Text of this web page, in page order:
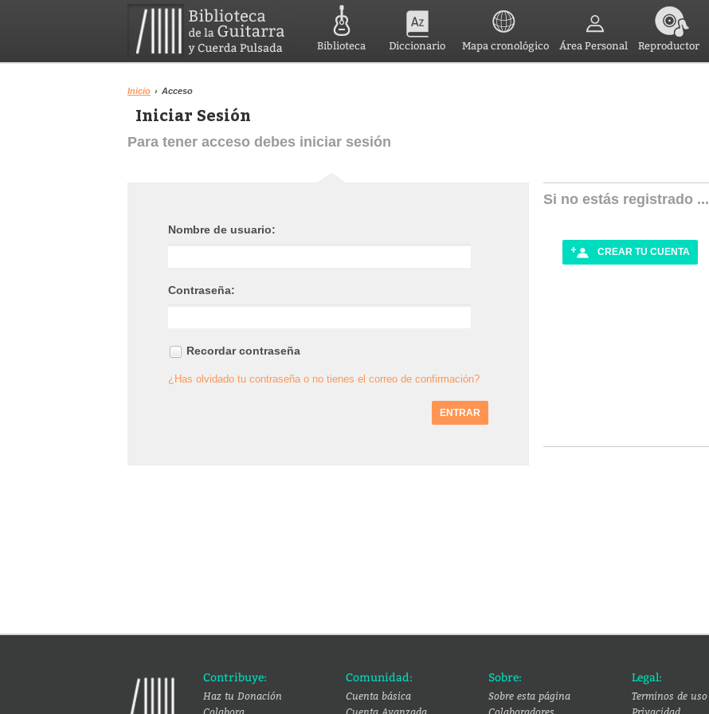
Biblioteca Diccionario Mapa cronológico Área Personal Reproductor
Inicio › Acceso
Iniciar Sesión
Para tener acceso debes iniciar sesión
Nombre de usuario:
Contraseña:
Recordar contraseña
¿Has olvidado tu contraseña o no tienes el correo de confirmación?
Si no estás registrado ...
CREAR TU CUENTA
Contribuye:
Haz tu Donación
Comunidad:
Cuenta básica
Sobre:
Sobre esta página
Legal:
Terminos de uso